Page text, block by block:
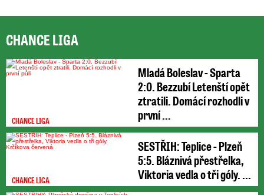
CHANCE LIGA
CHANCE LIGA
Mladá Boleslav - Sparta
2:0. Bezzubí Letenští opět
ztratili. Domácí rozhodli v
první ...
CHANCE LIGA
SESTŘIH: Teplice - Plzeň
5:5. Bláznivá přestřelka,
Viktoria vedla o tři góly. ...